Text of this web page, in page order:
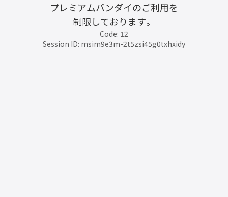
プレミアムバンダイのご利用を
制限しております。
Code: 12
Session ID: msim9e3m-2t5zsi45g0txhxidy